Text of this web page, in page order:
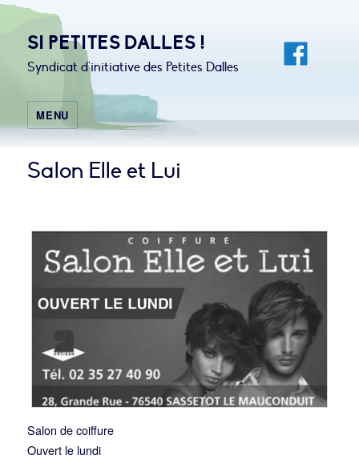
SI PETITES DALLES !
Syndicat d'initiative des Petites Dalles
MENU
Salon Elle et Lui
Salon de coiffure
Ouvert le lundi